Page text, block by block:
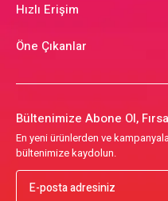
Hızlı Erişim
Öne Çıkanlar
Bültenimize Abone Ol,
En yeni ürünlerden ve
bültenimize kaydolun.